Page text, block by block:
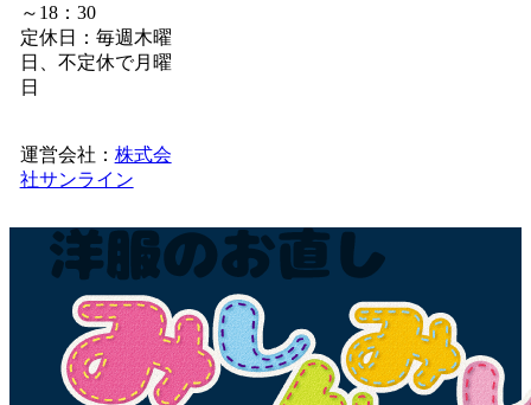
～18：30
定休日：毎週木曜
日、不定休で月曜
日
運営会社： 株式会
社サンライン